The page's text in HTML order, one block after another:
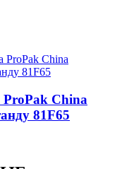
ProPak China
81F65